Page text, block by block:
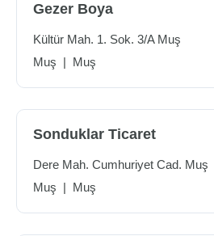
Gezer Boya
Kültür Mah. 1. Sok. 3/A Muş
Muş | Muş
Sonduklar Ticaret
Dere Mah. Cumhuriyet Cad. Muş
Muş | Muş